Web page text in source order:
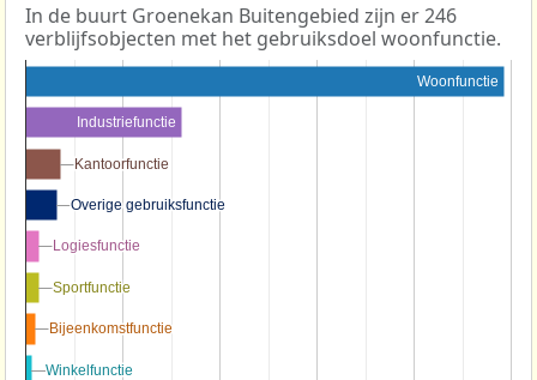
In de buurt Groenekan Buitengebied zijn er 246
verblijfsobjecten met het gebruiksdoel woonfunctie.
Woonfunctie
Industriefunctie
Kantoorfunctie
Kantoorfunctie
Overige gebruiksfunctie
Overige gebruiksfunctie
Logiesfunctie
Logiesfunctie
Sportfunctie
Sportfunctie
Bijeenkomstfunctie
Bijeenkomstfunctie
Winkelfunctie
Winkelfunctie